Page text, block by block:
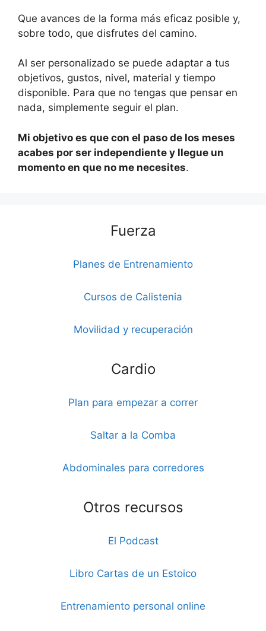
Que avances de la forma más eficaz posible y,
sobre todo, que disfrutes del camino.
Al ser personalizado se puede adaptar a tus
objetivos, gustos, nivel, material y tiempo
disponible. Para que no tengas que pensar en
nada, simplemente seguir el plan.
Mi objetivo es que con el paso de los meses
acabes por ser independiente y llegue un
momento en que no me necesites.
Fuerza
Planes de Entrenamiento
Cursos de Calistenia
Movilidad y recuperación
Cardio
Plan para empezar a correr
Saltar a la Comba
Abdominales para corredores
Otros recursos
El Podcast
Libro Cartas de un Estoico
Entrenamiento personal online